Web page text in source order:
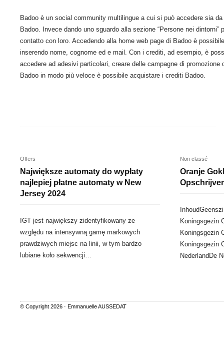
Badoo è un social community multilingue a cui si può accedere sia
Badoo. Invece dando uno sguardo alla sezione “Persone nei
contatto con loro. Accedendo alla home web page di Badoo è
inserendo nome, cognome ed e mail. Con i crediti, ad esempio, è
accedere ad adesivi particolari, creare delle campagne di
Badoo in modo più veloce è possibile acquistare i crediti Badoo.
Offers
Największe automaty do wypłaty
najlepiej płatne automaty w New
Jersey 2024
IGT jest największy zidentyfikowany ze
względu na intensywną gamę markowych
prawdziwych miejsc na linii, w tym bardzo
lubiane koło sekwencji…
Non classé
Oranje
Koningsgezin
Koningsgezin
Koningsgezin
NederlandDe
© Copyright 2026 · Emmanuelle AUSSEDAT